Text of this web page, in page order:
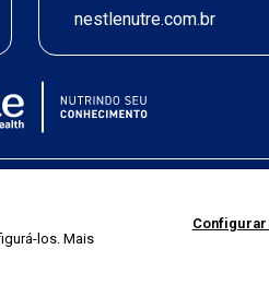
nestlenutre.com.br
los. Mais